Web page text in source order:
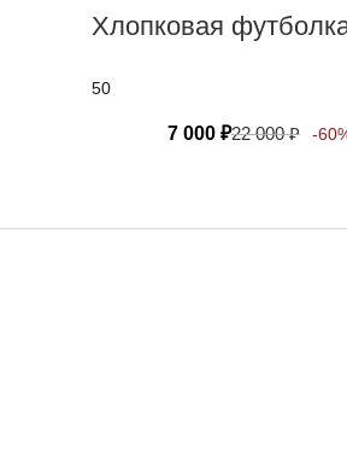
Хлопковая
50
7 000 ₽22 000₽ -